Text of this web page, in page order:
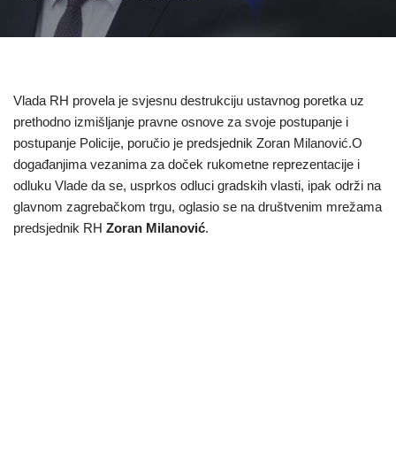
Vlada RH provela je svjesnu destrukciju ustavnog poretka uz
prethodno izmišljanje pravne osnove za svoje postupanje i
postupanje Policije, poručio je predsjednik Zoran Milanović.O
događanjima vezanima za doček rukometne reprezentacije i
odluku Vlade da se, usprkos odluci gradskih vlasti, ipak održi na
glavnom zagrebačkom trgu, oglasio se na društvenim mrežama
predsjednik RH Zoran Milanović.